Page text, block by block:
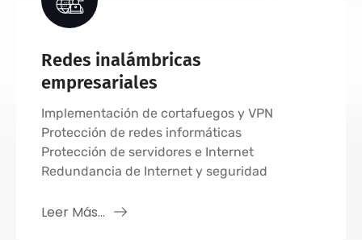
Redes inalámbricas
empresariales
Implementación de cortafuegos y VPN
Protección de redes informáticas
Protección de servidores e Internet
Redundancia de Internet y seguridad
Leer Más...